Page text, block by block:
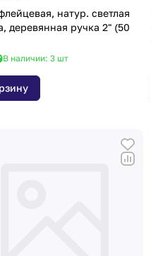
натур. cветлая
деревянная ручка 2" (50
В наличии: 3 шт